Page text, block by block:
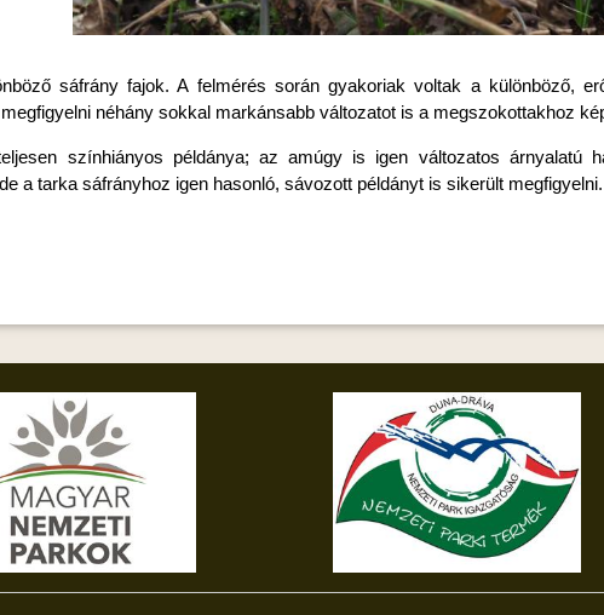
sáfrány fajok. A felmérés során gyakoriak voltak a különböző,
néhány sokkal markánsabb változatot is a megszokottakhoz
színhiányos példánya; az amúgy is igen változatos árnyalatú
a tarka sáfrányhoz igen hasonló, sávozott példányt is sikerült megfigyelni.